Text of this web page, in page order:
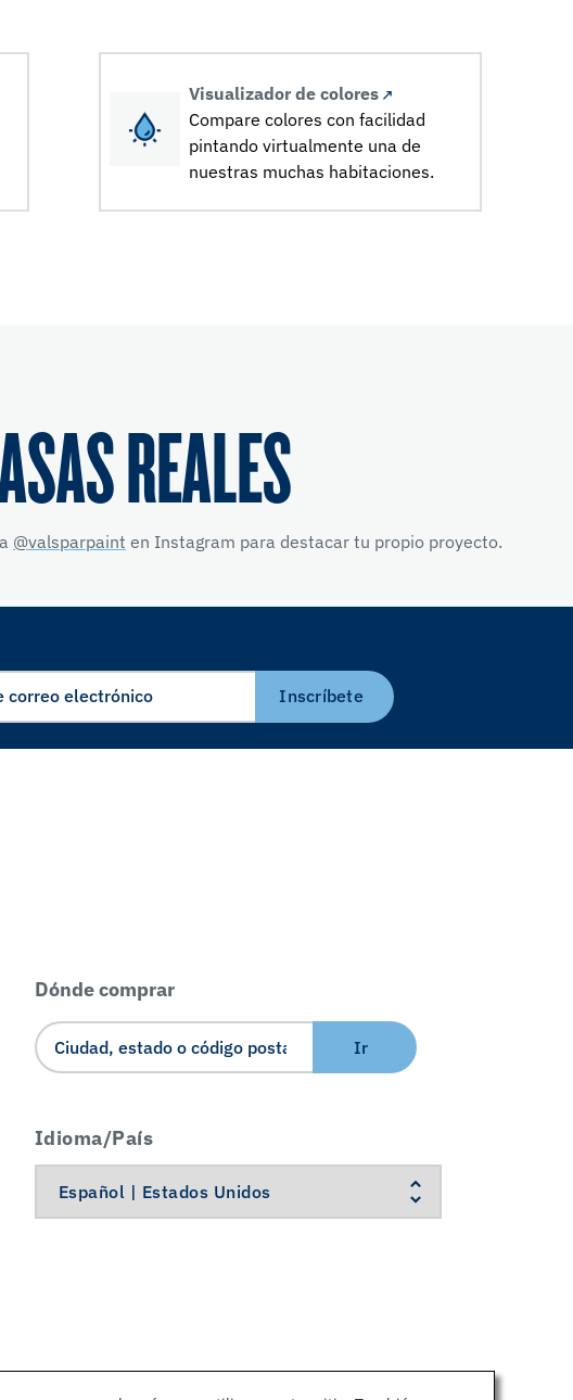
Visualizador de colores
Compare colores con facilidad
pintando virtualmente una de
nuestras muchas habitaciones.
REALES
@valsparpaint en Instagram para destacar tu propio proyecto.
Inscríbete
Dónde comprar
Ir
Idioma/País